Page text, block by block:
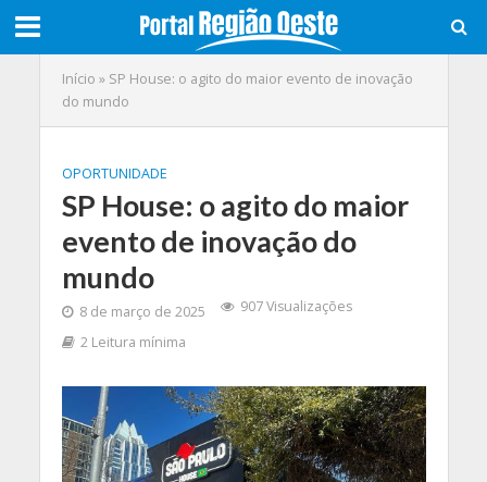
Início » SP House: o agito do maior evento de inovação
do mundo
OPORTUNIDADE
SP House: o agito do maior
evento de inovação do
mundo
8 de março de 2025
907 Visualizações
2 Leitura mínima